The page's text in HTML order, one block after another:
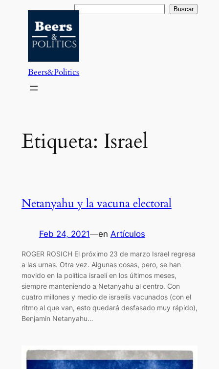
contenido
Buscar Buscar
Beers&Politics
Etiqueta: Israel
Netanyahu y la vacuna electoral
Feb 24, 2021—en Artículos
ROGER ROSICH El próximo 23 de marzo Israel regresa
a las urnas. Otra vez. Algunas cosas, pero, se han
movido en la política israelí en los últimos meses,
siempre manteniendo a Netanyahu al centro. Con
cuatro millones y medio de israelís vacunados (con el
ritmo al que van, esto quedará desfasado muy rápido),
Benjamin Netanyahu…